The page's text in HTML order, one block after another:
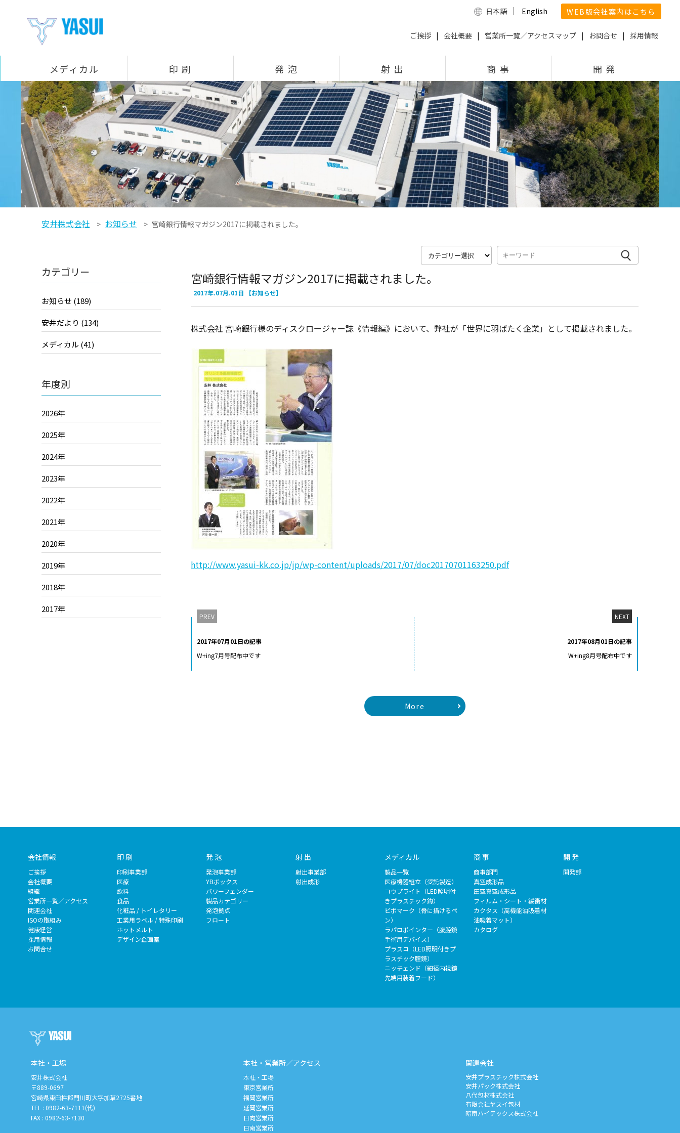
日本語 ｜ English WEB版会社案内はこちら
ご挨拶 | 会社概要 | 営業所一覧／アクセスマップ | お問合せ | 採用情報
メディカル
製品一覧
医療機器組立（受託製造）
コウプライト（LED照明付きプラスチック鈎）
ビボマーク（骨に描けるペン）
ラパロポインター（腹腔鏡手術用デバイス）
プラスコ（LED照明付きプラスチック腟鏡）
ニッチェンド（細径内視鏡先端用装着フード）
印 刷
印刷事業部
医療
飲料
食品
化粧品 / トイレタリー
工業用ラベル / 特殊印刷
ホットメルト
デザイン企画室
発 泡
発泡事業部
YBボックス
パワーフェンダー
製品カテゴリー
発泡拠点
フロート
射 出
射出事業部
射出成形
商 事
商事部門
真空成形品
圧空真空成形品
フィルム・シート・緩衝材
カクタス（高機能油吸着材油吸着マット）
カタログ
開 発
安井株式会社 > お知らせ > 宮崎銀行情報マガジン2017に掲載されました。
宮崎銀行情報マガジン2017に掲載されました。
2017年.07月.01日 【お知らせ】
株式会社 宮崎銀行様のディスクロージャー誌《情報編》において、弊社が「世界に羽ばたく企業」として掲載されました。
http://www.yasui-kk.co.jp/jp/wp-content/uploads/2017/07/doc20170701163250.pdf
PREV
2017年07月01日の記事
W+ing7月号配布中です
NEXT
2017年08月01日の記事
W+ing8月号配布中です
More
カテゴリー
お知らせ (189)
安井だより (134)
メディカル (41)
年度別
2026年
2025年
2024年
2023年
2022年
2021年
2020年
2019年
2018年
2017年
会社情報
ご挨拶
会社概要
組織
営業所一覧／アクセス
関連会社
ISOの取組み
健康経営
採用情報
お問合せ
印 刷
印刷事業部
医療
飲料
食品
化粧品 / トイレタリー
工業用ラベル / 特殊印刷
ホットメルト
デザイン企画室
発 泡
発泡事業部
YBボックス
パワーフェンダー
製品カテゴリー
発泡拠点
フロート
射 出
射出事業部
射出成形
メディカル
製品一覧
医療機器組立（受託製造）
コウプライト（LED照明付
きプラスチック鈎）
ビボマーク（骨に描けるペ
ン）
ラパロポインター（腹腔鏡
手術用デバイス）
プラスコ（LED照明付きプ
ラスチック腟鏡）
ニッチェンド（細径内視鏡
先端用装着フード）
商 事
商事部門
真空成形品
圧空真空成形品
フィルム・シート・緩衝材
カクタス（高機能油吸着材
油吸着マット）
カタログ
開 発
開発部
本社・工場
安井株式会社
〒889-0697
宮崎県東臼杵郡門川町大字加草2725番地
TEL : 0982-63-7111(代)
FAX : 0982-63-7130
本社・営業所／アクセス
本社・工場
東京営業所
福岡営業所
延岡営業所
日向営業所
日南営業所
関連会社
安井プラスチック株式会社
安井パック株式会社
八代包材株式会社
有限会社ヤスイ包材
昭南ハイテックス株式会社